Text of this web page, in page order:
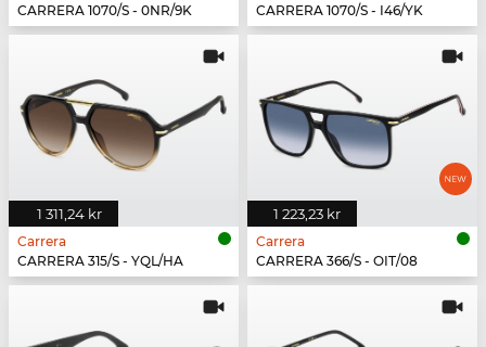
CARRERA 1070/S - 0NR/9K
CARRERA 1070/S - I46/YK
1 311,24 kr
Carrera
CARRERA 315/S - YQL/HA
1 223,23 kr
Carrera
CARRERA 366/S - OIT/08